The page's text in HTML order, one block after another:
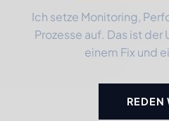
Ich setze Monitoring,
Prozesse auf. Das ist
einem Fix und
REDEN